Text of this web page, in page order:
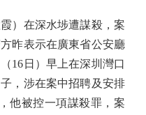
）在深水埗遭謀殺，案
昨表示在廣東省公安廳
16日）早上在深圳灣口
，涉在案中招聘及安排
他被控一項謀殺罪，案